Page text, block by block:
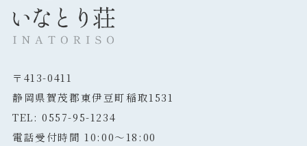
〒413-0411
静岡県賀茂郡東伊豆町稲取1531
TEL: 0557-95-1234
電話受付時間 10:00～18:00